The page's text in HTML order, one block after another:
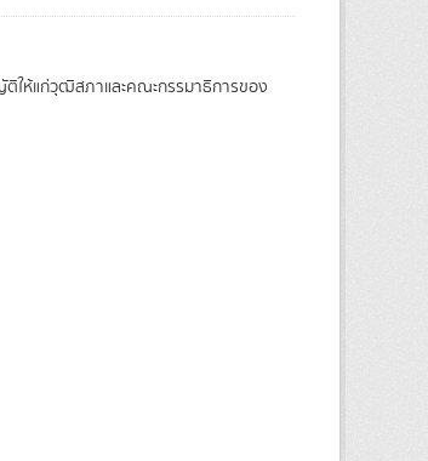
ให้แก่วุฒิสภาและคณะกรรมาธิการของ